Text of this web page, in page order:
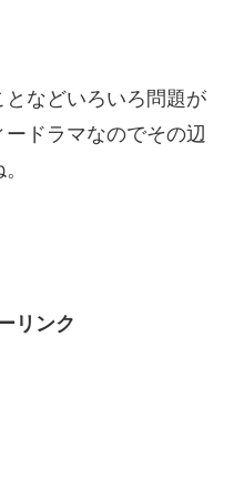
などいろいろ問題が
ドラマなのでその辺
リンク